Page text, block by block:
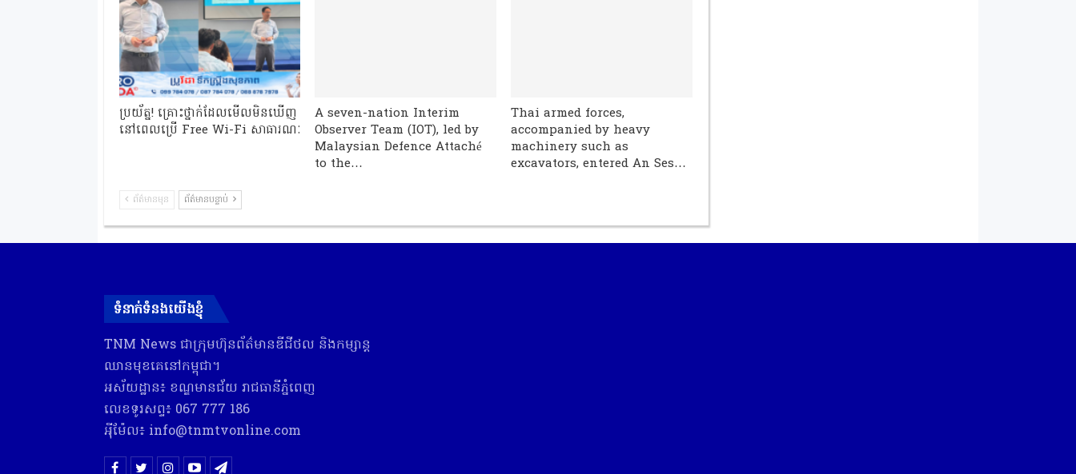
ប្រយ័ត្ន! គ្រោះថ្នាក់ដែលមើលមិនឃើញ
នៅពេលប្រើ Free Wi-Fi សាធារណៈ
A seven-nation Interim
Observer Team (IOT), led by
Malaysian Defence Attaché
to the…
Thai armed forces,
accompanied by heavy
machinery such as
excavators, entered An Ses…
ព័ត៌មានមុន ព័ត៌មានបន្ទាប់
ទំនាក់ទំនងយើងខ្ញុំ
TNM News ជា​ក្រុមហ៊ុន​ព័ត៌មាន​ឌីជីថល និង​កម្សាន្ត​
ឈាន​មុខ​គេ​នៅ​កម្ពុជា។
អស័យដ្ឋាន៖ ខណ្ឌមានជ័យ រាជធានីភ្នំពេញ
លេខទូរសព្ទ៖ 067 777 186
អុីម៉ែល៖ info@tnmtvonline.com